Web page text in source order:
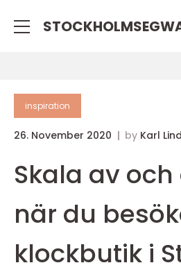
inspiration
26. November 2020 by Karl
Skala av
när du
klockbutik i